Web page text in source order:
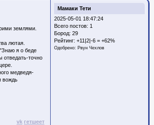
Мамаки Тети
2025-05-01 18:47:24
Всего постов: 1
Бород: 29
Рейтинг: +11|2|-6 = +62%
Одобрено: Рвун Чехлов
землями.
лютая.
я о беде
отведать-точно
медведя-
вождь
vk гетшеет